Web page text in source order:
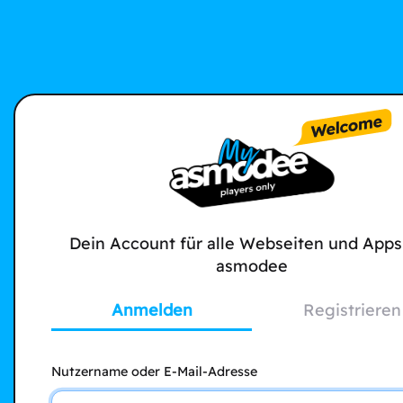
Dein Account für alle Webseiten und
asmodee
Anmelden Registrieren
Nutzername oder E-Mail-Adresse